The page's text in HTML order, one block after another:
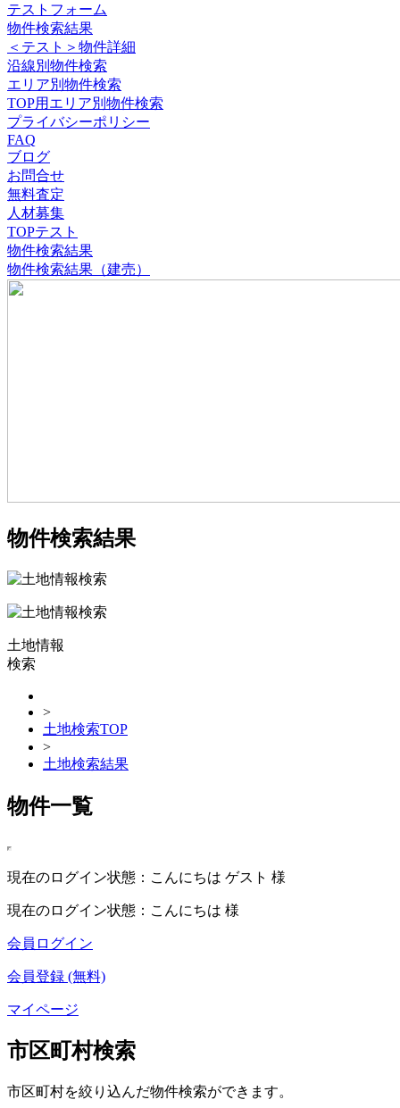
テストフォーム
物件検索結果
＜テスト＞物件詳細
沿線別物件検索
エリア別物件検索
TOP用エリア別物件検索
プライバシーポリシー
FAQ
ブログ
お問合せ
無料査定
人材募集
TOPテスト
物件検索結果
物件検索結果（建売）
物件検索結果
土地情報
検索
>
土地検索TOP
>
土地検索結果
物件一覧
現在のログイン状態：こんにちは ゲスト 様
現在のログイン状態：こんにちは 様
会員ログイン
会員登録 (無料)
マイページ
市区町村検索
市区町村を絞り込んだ物件検索ができます。